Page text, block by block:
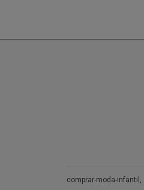
comprar-moda-infantil